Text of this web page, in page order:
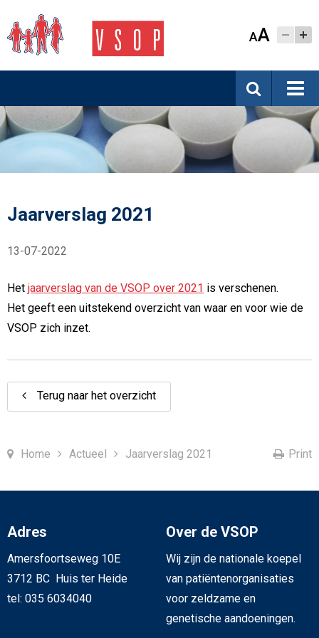
AA
Jaarverslag 2021
13-07-2022
Het jaarverslag van de VSOP over 2021 is verschenen.
Het geeft een uitstekend overzicht van waar en voor wie de
VSOP zich inzet.
Terug naar het overzicht
Home Actueel Jaarverslag 2021 Print
Adres
Amersfoortseweg 10E
3712 BC Huis ter Heide
tel: 035 6034040
Over de VSOP
Wij zijn de nationale koepel
van patiëntenorganisaties
voor zeldzame en
genetische aandoeningen.